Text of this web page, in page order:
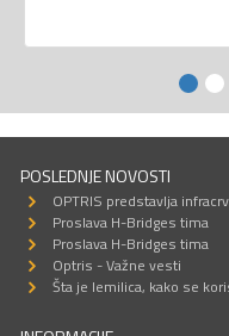
POSLEDNJE NOVOSTI
OPTRIS predstavlja
Proslava H-Bridges tima
Proslava H-Bridges tima
Optris - Važne vesti
Šta je lemilica, kako se